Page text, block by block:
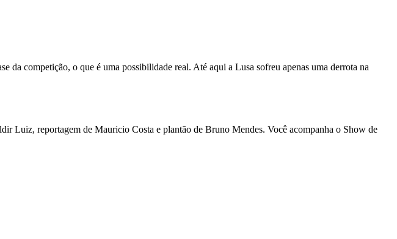
da competição, o que é uma possibilidade real. Até aqui a Lusa sofreu apenas uma derrota na
Luiz, reportagem de Mauricio Costa e plantão de Bruno Mendes. Você acompanha o Show de